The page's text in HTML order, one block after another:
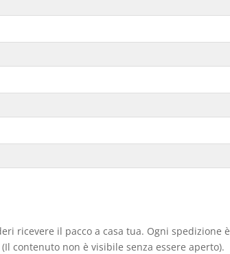
ricevere il pacco a casa tua. Ogni spedizione è
contenuto non è visibile senza essere aperto).